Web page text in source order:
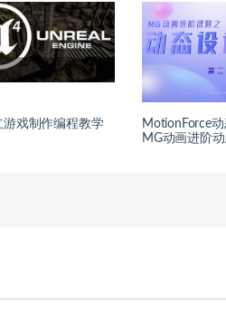
游戏制作编程教学
MotionForce
MG动画进阶